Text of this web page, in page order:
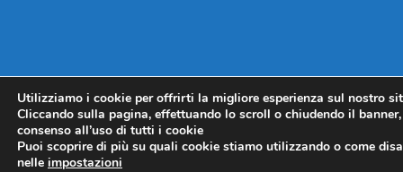
Utilizziamo i cookie per offrirti la migliore esperienza sul nostro
Cliccando sulla pagina, effettuando lo scroll o chiudendo il
consenso all’uso di tutti i cookie
Puoi scoprire di più su quali cookie stiamo utilizzando o come
nelle impostazioni